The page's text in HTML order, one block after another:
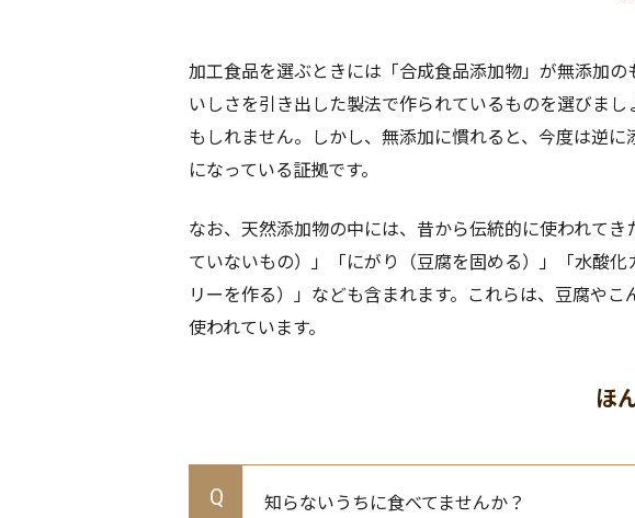
加工食品を選ぶときには「合成食品添加物」が無添加
いしさを引き出した製法で作られているものを選びま
もしれません。しかし、無添加に慣れると、今度は逆
になっている証拠です。
なお、天然添加物の中には、昔から伝統的に使われて
ていないもの）」「にがり（豆腐を固める）」「水酸
リーを作る）」なども含まれます。これらは、豆腐や
使われています。
ほ
Q 知らないうちに食べてませんか？